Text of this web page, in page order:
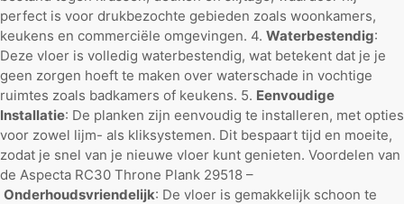
perfect is voor drukbezochte gebieden zoals woonkamers,
keukens en commerciële omgevingen. 4. Waterbestendig:
Deze vloer is volledig waterbestendig, wat betekent dat je je
geen zorgen hoeft te maken over waterschade in vochtige
ruimtes zoals badkamers of keukens. 5. Eenvoudige
Installatie: De planken zijn eenvoudig te installeren, met opties
voor zowel lijm- als kliksystemen. Dit bespaart tijd en moeite,
zodat je snel van je nieuwe vloer kunt genieten. Voordelen van
de Aspecta RC30 Throne Plank 29518 –
Onderhoudsvriendelijk: De vloer is gemakkelijk schoon te